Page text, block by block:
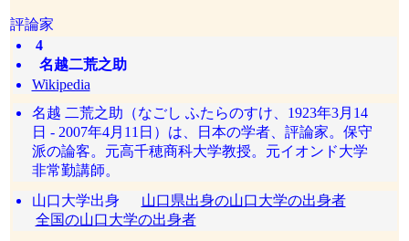
評論家
4
名越二荒之助
Wikipedia
名越 二荒之助（なごし ふたらのすけ、1923年3月14
日 - 2007年4月11日）は、日本の学者、評論家。保守
派の論客。元高千穂商科大学教授。元イオンド大学
非常勤講師。
山口大学出身 山口県出身の山口大学の出身者
全国の山口大学の出身者